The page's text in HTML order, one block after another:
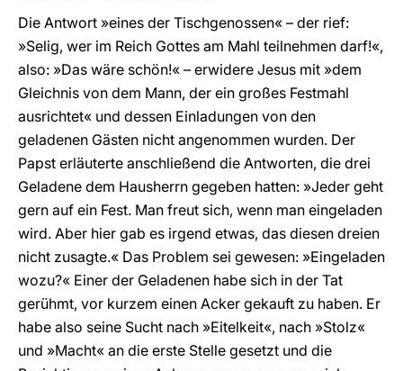
Die Antwort »eines der Tischgenossen« – der rief:
»Selig, wer im Reich Gottes am Mahl teilnehmen darf!«,
also: »Das wäre schön!« – erwidere Jesus mit »dem
Gleichnis von dem Mann, der ein großes Festmahl
ausrichtet« und dessen Einladungen von den
geladenen Gästen nicht angenommen wurden. Der
Papst erläuterte anschließend die Antworten, die drei
Geladene dem Hausherrn gegeben hatten: »Jeder geht
gern auf ein Fest. Man freut sich, wenn man eingeladen
wird. Aber hier gab es irgend etwas, das diesen dreien
nicht zusagte.« Das Problem sei gewesen: »Eingeladen
wozu?« Einer der Geladenen habe sich in der Tat
gerühmt, vor kurzem einen Acker gekauft zu haben. Er
habe also seine Sucht nach »Eitelkeit«, nach »Stolz«
und »Macht« an die erste Stelle gesetzt und die